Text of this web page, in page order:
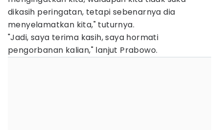
dikasih peringatan, tetapi sebenarnya dia
menyelamatkan kita," tuturnya.
"Jadi, saya terima kasih, saya hormati
pengorbanan kalian," lanjut Prabowo.